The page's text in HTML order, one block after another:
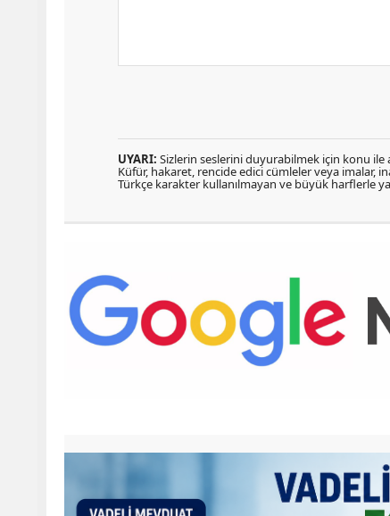
UYARI: Sizlerin seslerini duyurabilmek için konu ile
Küfür, hakaret, rencide edici cümleler veya imalar,
Türkçe karakter kullanılmayan ve büyük harflerle